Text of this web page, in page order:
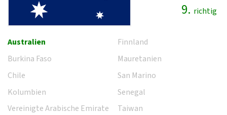
9. richtig
Australien
Burkina Faso
Chile
Kolumbien
Vereinigte Arabische Emirate
Finnland
Mauretanien
San Marino
Senegal
Taiwan